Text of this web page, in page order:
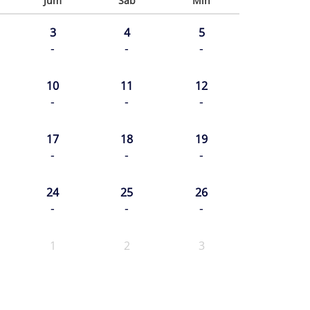
3
-
4
-
5
-
10
-
11
-
12
-
17
-
18
-
19
-
24
-
25
-
26
-
1 2 3